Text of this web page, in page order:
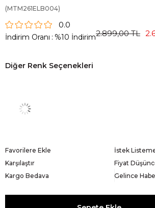
(MTM261ELB004)
0.0
İndirim Oranı : %10 İndirim2.899,00 TL
Diğer Renk Seçenekleri
Favorilere Ekle
İstek
Karşılaştır
Fiyat
Kargo Bedava
Gelince